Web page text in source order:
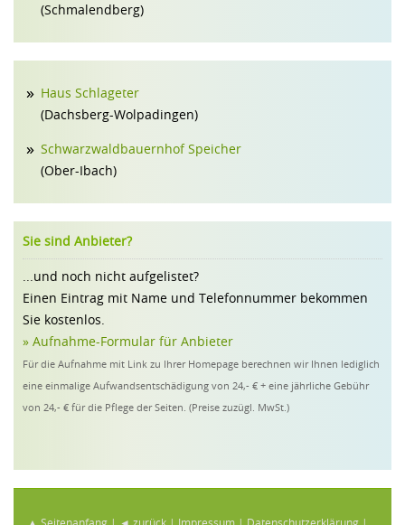
(Schmalendberg)
Haus Schlageter
(Dachsberg-Wolpadingen)
Schwarzwaldbauernhof Speicher
(Ober-Ibach)
Sie sind Anbieter?
...und noch nicht aufgelistet?
Einen Eintrag mit Name und Telefonnummer bekommen
Sie kostenlos.
» Aufnahme-Formular für Anbieter
Für die Aufnahme mit Link zu Ihrer Homepage berechnen wir Ihnen lediglich
eine einmalige Aufwandsentschädigung von 24,- € + eine jährliche Gebühr
von 24,- € für die Pflege der Seiten. (Preise zuzügl. MwSt.)